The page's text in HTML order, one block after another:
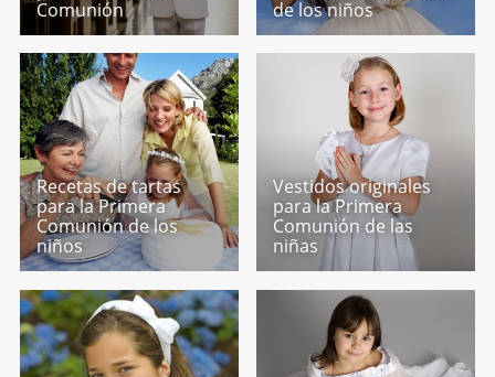
Comunión
de los niños
Recetas de tartas
para la Primera
Comunión de los
niños
Vestidos originales
para la Primera
Comunión de las
niñas